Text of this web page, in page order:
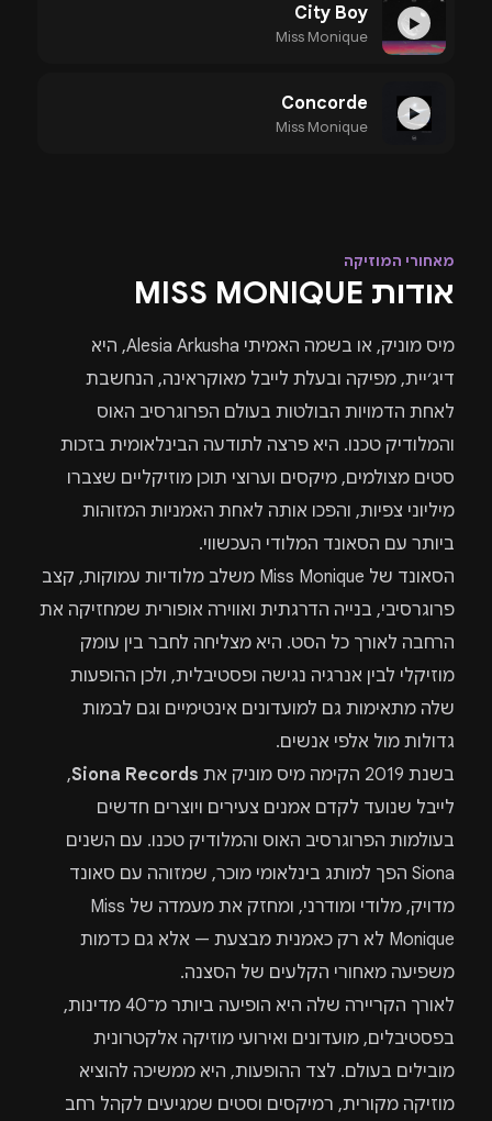
▶
City Boy
Miss Monique
▶
Concorde
Miss Monique
מאחורי המוזיקה
אודות MISS MONIQUE
מיס מוניק, או בשמה האמיתי Alesia Arkusha, היא
דיג׳יית, מפיקה ובעלת לייבל מאוקראינה, הנחשבת
לאחת הדמויות הבולטות בעולם הפרוגרסיב האוס
והמלודיק טכנו. היא פרצה לתודעה הבינלאומית בזכות
סטים מצולמים, מיקסים וערוצי תוכן מוזיקליים שצברו
מיליוני צפיות, והפכו אותה לאחת האמניות המזוהות
ביותר עם הסאונד המלודי העכשווי.
הסאונד של Miss Monique משלב מלודיות עמוקות, קצב
פרוגרסיבי, בנייה הדרגתית ואווירה אופורית שמחזיקה את
הרחבה לאורך כל הסט. היא מצליחה לחבר בין עומק
מוזיקלי לבין אנרגיה נגישה ופסטיבלית, ולכן ההופעות
שלה מתאימות גם למועדונים אינטימיים וגם לבמות
גדולות מול אלפי אנשים.
בשנת 2019 הקימה מיס מוניק את
Siona Records
,
לייבל שנועד לקדם אמנים צעירים ויוצרים חדשים
בעולמות הפרוגרסיב האוס והמלודיק טכנו. עם השנים
Siona הפך למותג בינלאומי מוכר, שמזוהה עם סאונד
מדויק, מלודי ומודרני, ומחזק את מעמדה של Miss
Monique לא רק כאמנית מבצעת — אלא גם כדמות
משפיעה מאחורי הקלעים של הסצנה.
לאורך הקריירה שלה היא הופיעה ביותר מ־40 מדינות,
בפסטיבלים, מועדונים ואירועי מוזיקה אלקטרונית
מובילים בעולם. לצד ההופעות, היא ממשיכה להוציא
מוזיקה מקורית, רמיקסים וסטים שמגיעים לקהל רחב